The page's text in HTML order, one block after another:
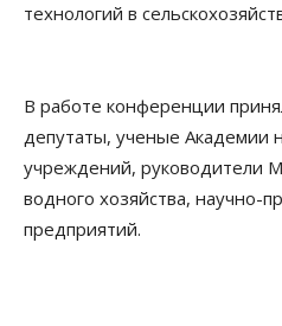
технологий в
В работе конференции
депутаты, ученые Академии
учреждений, руководители
водного хозяйства, научно-
предприятий.